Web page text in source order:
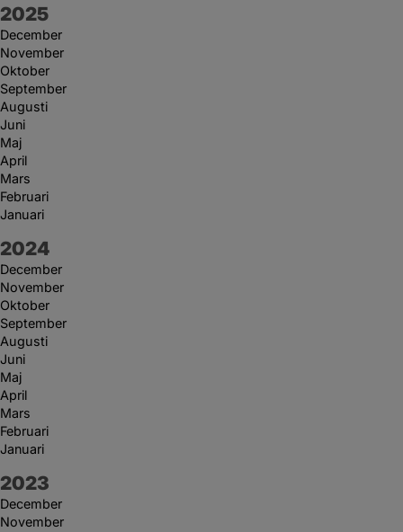
År:
2025
December
November
Oktober
September
Augusti
Juni
Maj
April
Mars
Februari
Januari
År:
2024
December
November
Oktober
September
Augusti
Juni
Maj
April
Mars
Februari
Januari
År:
2023
December
November